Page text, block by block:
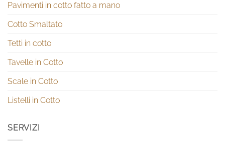
Pavimenti in cotto fatto a mano
Cotto Smaltato
Tetti in cotto
Tavelle in Cotto
Scale in Cotto
Listelli in Cotto
SERVIZI